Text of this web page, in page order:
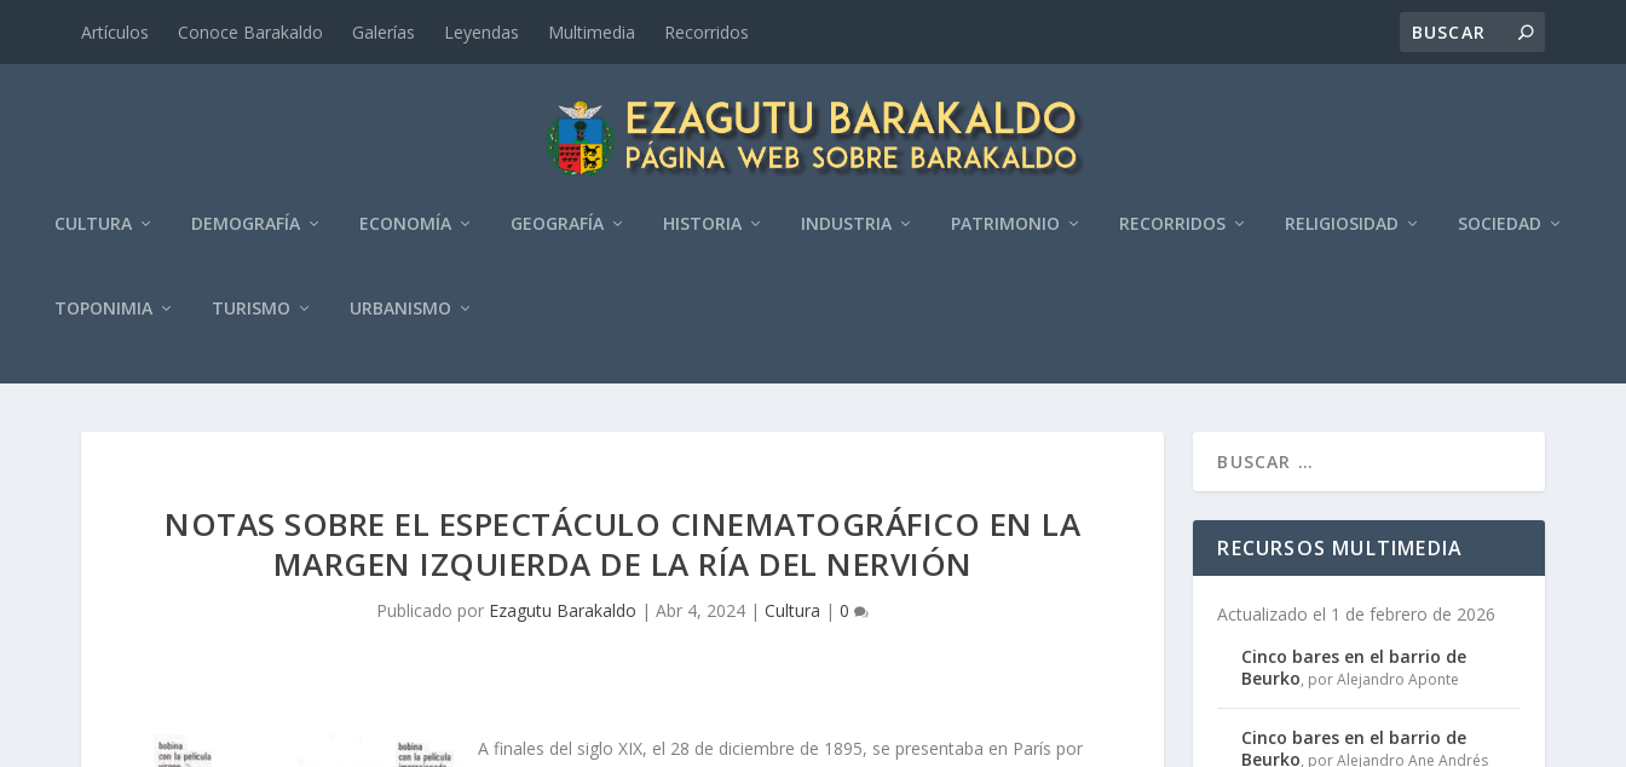
Artí­culos Conoce Barakaldo Galerí­as Leyendas Multimedia Recorridos
CULTURA DEMOGRAFÍA ECONOMÍA GEOGRAFÍ­A HISTORIA INDUSTRIA PATRIMONIO RECORRIDOS RELIGIOSIDAD SOCIEDAD
TOPONIMIA TURISMO URBANISMO
NOTAS SOBRE EL ESPECTÁCULO CINEMATOGRÁFICO EN LA
MARGEN IZQUIERDA DE LA RÍ­A DEL NERVIÓN
Publicado por Ezagutu Barakaldo |Abr 4, 2024 |Cultura |0
A finales del siglo XIX, el 28 de diciembre de 1895, se presentaba en Parí­s por
RECURSOS MULTIMEDIA
Actualizado el 1 de febrero de 2026
Cinco bares en el barrio de
Beurko, por Alejandro Aponte
Cinco bares en el barrio de
Beurko, por Alejandro Ane Andrés